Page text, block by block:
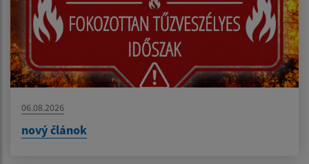
06.08.2026
nový článok